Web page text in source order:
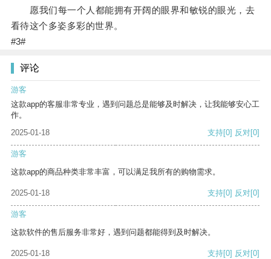
愿我们每一个人都能拥有开阔的眼界和敏锐的眼光，去
看待这个多姿多彩的世界。
#3#
评论
游客
这款app的客服非常专业，遇到问题总是能够及时解决，让我能够安心工
作。
2025-01-18
支持[0] 反对[0]
游客
这款app的商品种类非常丰富，可以满足我所有的购物需求。
2025-01-18 支持[0] 反对[0]
游客
这款软件的售后服务非常好，遇到问题都能得到及时解决。
2025-01-18 支持[0] 反对[0]